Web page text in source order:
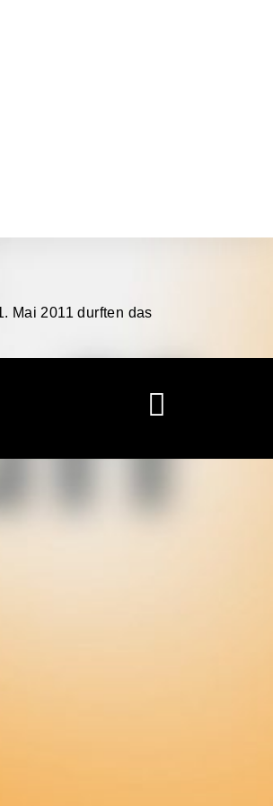
Mai 2011 durften das